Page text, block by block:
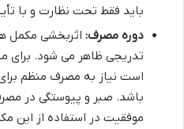
باید فقط تحت نظارت و با
دوره مصرف: اثربخشی مکمل
تدریجی ظاهر می شود.
است نیاز به مصرف منظم
باشد. صبر و پیوستگی در
موفقیت در استفاده از این